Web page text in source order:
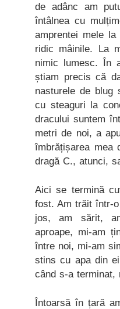
de adânc am
întâlnea cu
amprentei mele
ridic mâinile. La
nimic lumesc. În
știam precis că
nasturele de blug
cu steaguri la
dracului suntem
metri de noi, a
îmbrățișarea mea
dragă C., atunci,
Aici se termină
fost. Am trăit într-
jos, am sărit,
aproape, mi-am
între noi, mi-am
stins cu apa din
când s-a terminat,
Întoarsă în țară